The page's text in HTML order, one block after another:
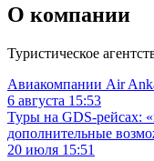
О компании
Туристическое
Авиакомпании Air
6 августа 15:53
Туры на GDS-рейсах:
дополнительные
20 июля 15:51